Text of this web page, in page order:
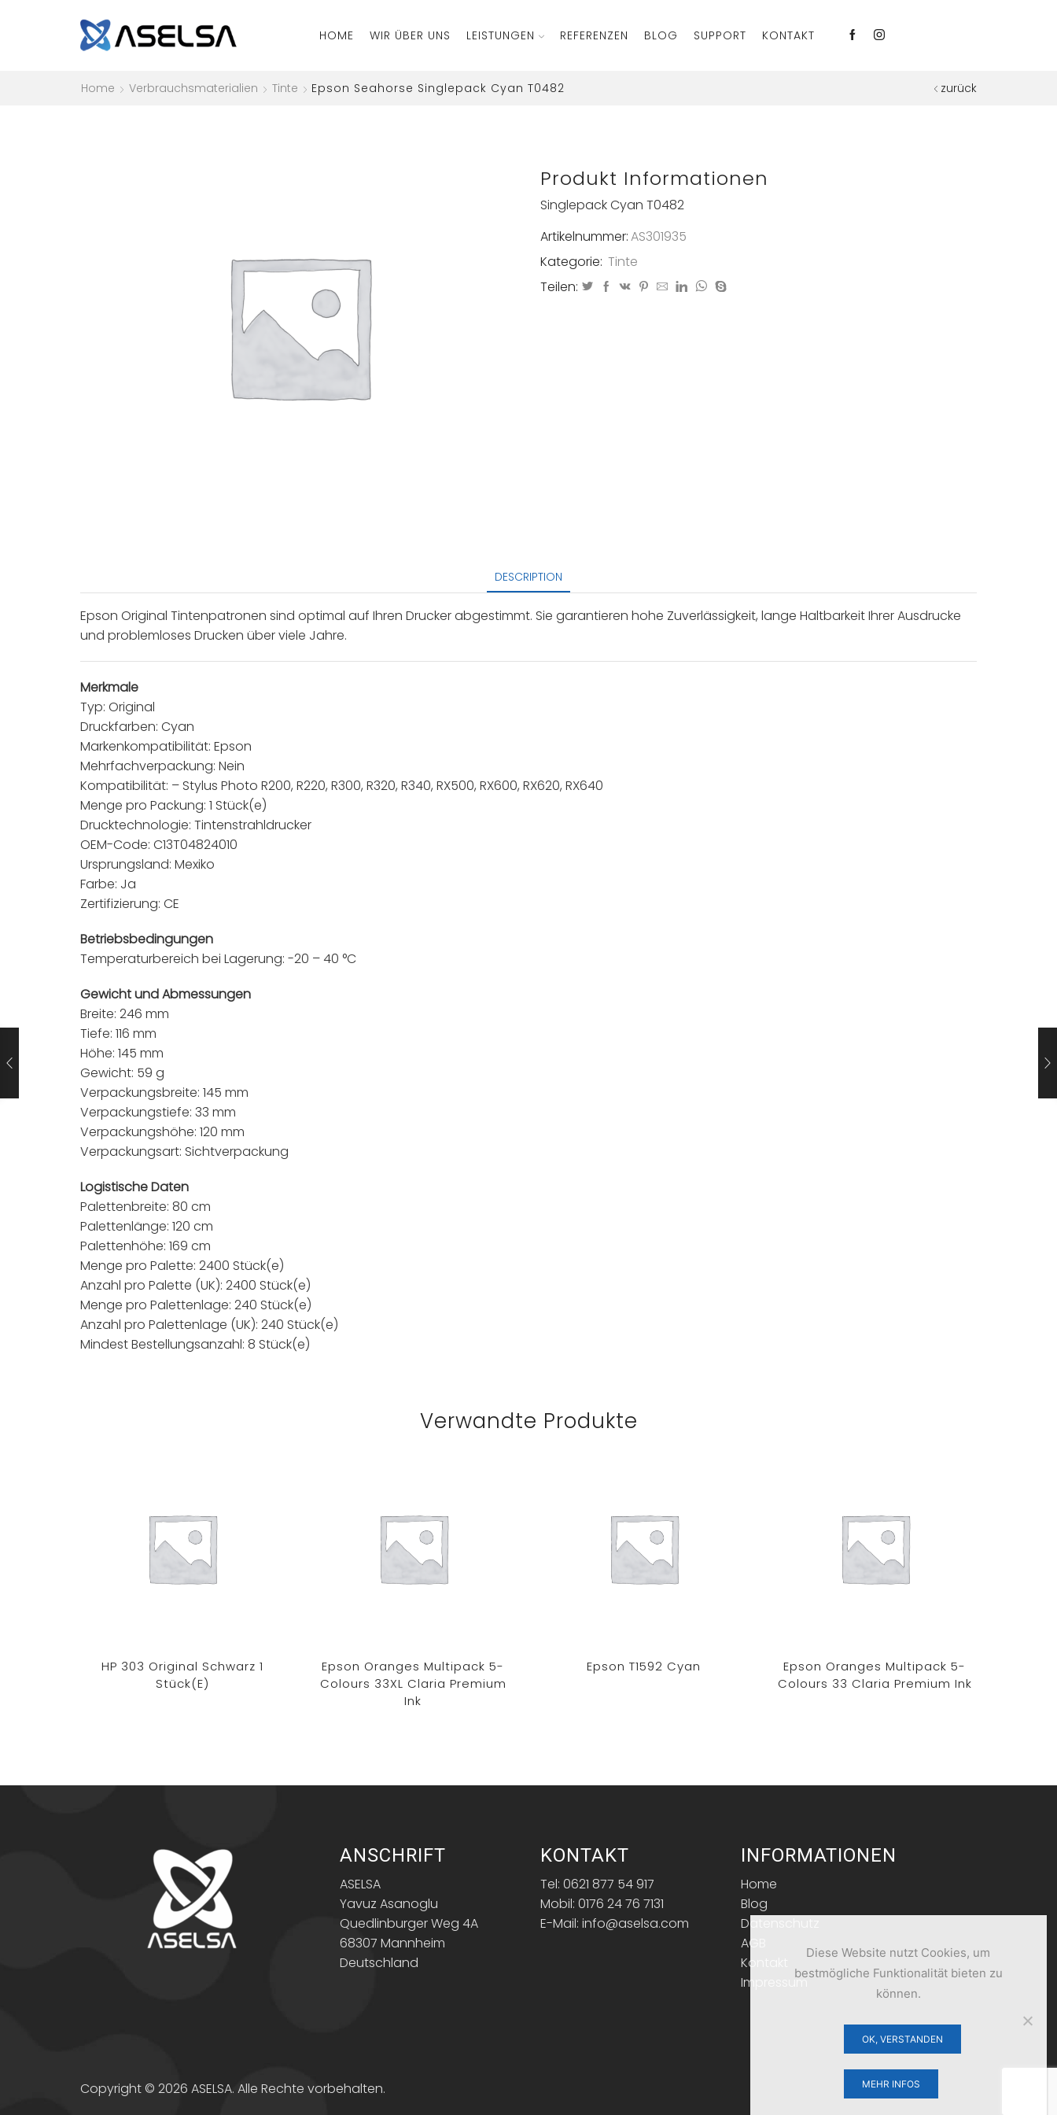
HOME WIR ÜBER UNS LEISTUNGEN REFERENZEN BLOG SUPPORT KONTAKT
Home Verbrauchsmaterialien Tinte Epson Seahorse Singlepack Cyan T0482 zurück
Produkt Informationen
Singlepack Cyan T0482
Artikelnummer:AS301935
Kategorie: Tinte
Teilen:
DESCRIPTION
Epson Original Tintenpatronen sind optimal auf Ihren Drucker abgestimmt. Sie garantieren hohe Zuverlässigkeit, lange Haltbarkeit Ihrer Ausdrucke
und problemloses Drucken über viele Jahre.
Merkmale
Typ: Original
Druckfarben: Cyan
Markenkompatibilität: Epson
Mehrfachverpackung: Nein
Kompatibilität: – Stylus Photo R200, R220, R300, R320, R340, RX500, RX600, RX620, RX640
Menge pro Packung: 1 Stück(e)
Drucktechnologie: Tintenstrahldrucker
OEM-Code: C13T04824010
Ursprungsland: Mexiko
Farbe: Ja
Zertifizierung: CE
Betriebsbedingungen
Temperaturbereich bei Lagerung: -20 – 40 °C
Gewicht und Abmessungen
Breite: 246 mm
Tiefe: 116 mm
Höhe: 145 mm
Gewicht: 59 g
Verpackungsbreite: 145 mm
Verpackungstiefe: 33 mm
Verpackungshöhe: 120 mm
Verpackungsart: Sichtverpackung
Logistische Daten
Palettenbreite: 80 cm
Palettenlänge: 120 cm
Palettenhöhe: 169 cm
Menge pro Palette: 2400 Stück(e)
Anzahl pro Palette (UK): 2400 Stück(e)
Menge pro Palettenlage: 240 Stück(e)
Anzahl pro Palettenlage (UK): 240 Stück(e)
Mindest Bestellungsanzahl: 8 Stück(e)
Verwandte Produkte
HP 303 Original Schwarz 1
Stück(e)
Epson Oranges Multipack 5-
Colours 33XL Claria Premium
Ink
Epson T1592 Cyan
Epson Oranges Multipack 5-
Colours 33 Claria Premium Ink
ANSCHRIFT
ASELSA
Yavuz Asanoglu
Quedlinburger Weg 4A
68307 Mannheim
Deutschland
KONTAKT
Tel: 0621 877 54 917
Mobil: 0176 24 76 7131
E-Mail: info@aselsa.com
INFORMATIONEN
Home
Blog
Datenschutz
AGB
Kontakt
Impressum
Copyright © 2026 ASELSA. Alle Rechte vorbehalten.
Diese Website nutzt Cookies, um
bestmögliche Funktionalität bieten zu
können.
OK, VERSTANDEN
MEHR INFOS